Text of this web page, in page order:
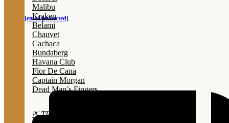
[email protected]
Malibu
Kraken
Belami
Chauvet
Cachaca
Bundaberg
Havana Club
Flor De Cana
Captain Morgan
Dead Man’s Fingers
⇱ TEQUILA ⇲